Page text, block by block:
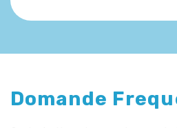
Domande